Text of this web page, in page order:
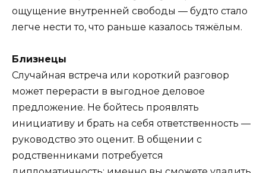
ощущение внутренней свободы — будто стало
легче нести то, что раньше казалось тяжёлым.
Близнецы
Случайная встреча или короткий разговор
может перерасти в выгодное деловое
предложение. Не бойтесь проявлять
инициативу и брать на себя ответственность —
руководство это оценит. В общении с
родственниками потребуется